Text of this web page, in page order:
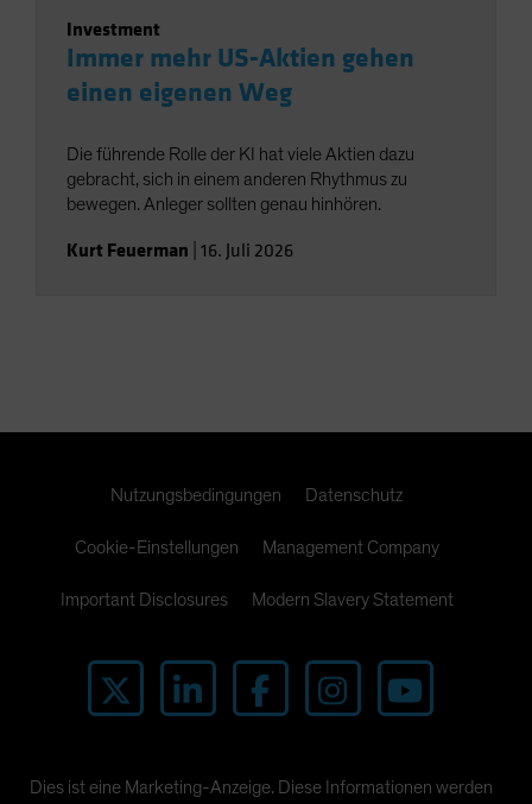
Investment
Immer mehr US-Aktien gehen
einen eigenen Weg
Die führende Rolle der KI hat viele Aktien dazu
gebracht, sich in einem anderen Rhythmus zu
bewegen. Anleger sollten genau hinhören.
Kurt Feuerman 16. Juli 2026
Nutzungsbedingungen Datenschutz
Cookie-Einstellungen Management Company
Important Disclosures Modern Slavery Statement
Dies ist eine Marketing-Anzeige. Diese Informationen werden